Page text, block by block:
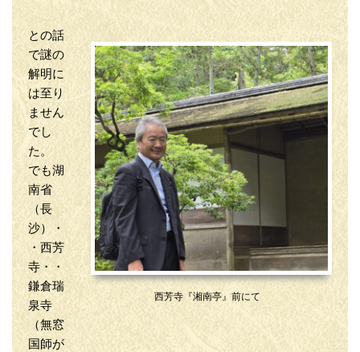
西芳寺『湘南亭』前にて
との話
で謎の
解明に
は至り
ません
でし
た。
でも湖
南省
（長
沙）・
・西芳
寺・・
鎌倉瑞
泉寺
（無窓
国師が